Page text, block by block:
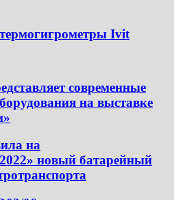
Ivit
современные
на выставке
на
новый батарейный